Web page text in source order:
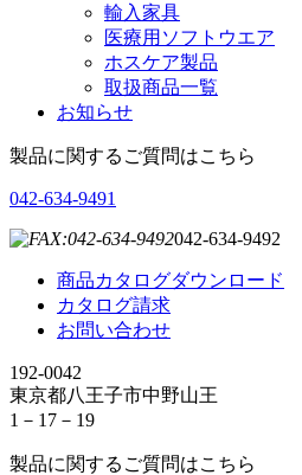
輸入家具
医療用ソフトウエア
ホスケア製品
取扱商品一覧
お知らせ
製品に関するご質問はこちら
042-634-9491
042-634-9492
商品カタログダウンロード
カタログ請求
お問い合わせ
192-0042
東京都八王子市中野山王
1－17－19
製品に関するご質問はこちら